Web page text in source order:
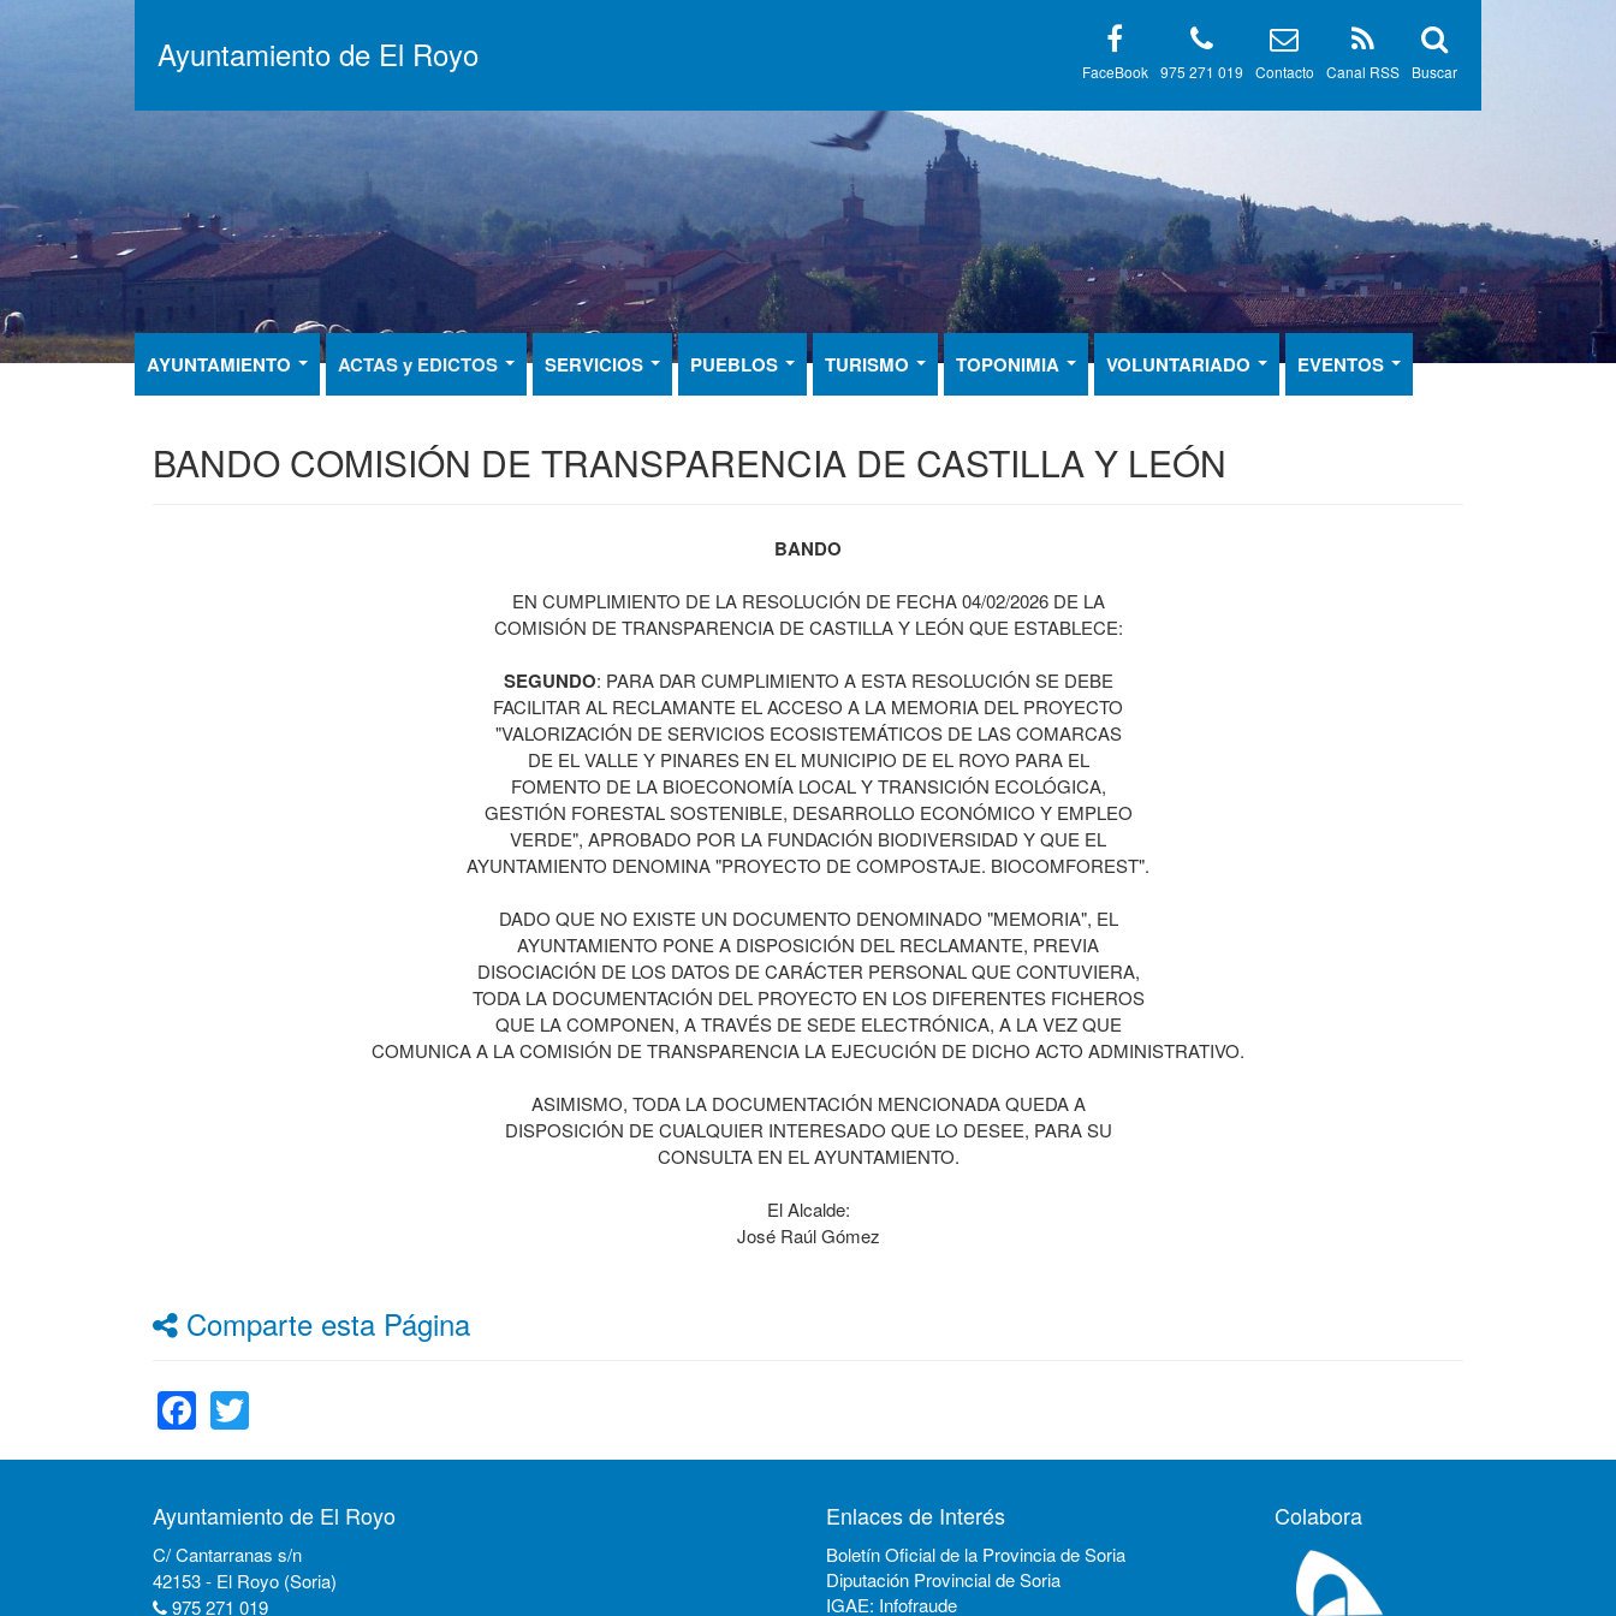
Ayuntamiento de El Royo Buscar
Canal RSS
Contacto
975 271 019
FaceBook
AYUNTAMIENTO ACTAS y EDICTOS SERVICIOS PUEBLOS TURISMO TOPONIMIA VOLUNTARIADO EVENTOS
BANDO COMISIÓN DE TRANSPARENCIA DE CASTILLA Y LEÓN
BANDO
EN CUMPLIMIENTO DE LA RESOLUCIÓN DE FECHA 04/02/2026 DE LA
COMISIÓN DE TRANSPARENCIA DE CASTILLA Y LEÓN QUE ESTABLECE:
SEGUNDO: PARA DAR CUMPLIMIENTO A ESTA RESOLUCIÓN SE DEBE
FACILITAR AL RECLAMANTE EL ACCESO A LA MEMORIA DEL PROYECTO
"VALORIZACIÓN DE SERVICIOS ECOSISTEMÁTICOS DE LAS COMARCAS
DE EL VALLE Y PINARES EN EL MUNICIPIO DE EL ROYO PARA EL
FOMENTO DE LA BIOECONOMÍA LOCAL Y TRANSICIÓN ECOLÓGICA,
GESTIÓN FORESTAL SOSTENIBLE, DESARROLLO ECONÓMICO Y EMPLEO
VERDE", APROBADO POR LA FUNDACIÓN BIODIVERSIDAD Y QUE EL
AYUNTAMIENTO DENOMINA "PROYECTO DE COMPOSTAJE. BIOCOMFOREST".
DADO QUE NO EXISTE UN DOCUMENTO DENOMINADO "MEMORIA", EL
AYUNTAMIENTO PONE A DISPOSICIÓN DEL RECLAMANTE, PREVIA
DISOCIACIÓN DE LOS DATOS DE CARÁCTER PERSONAL QUE CONTUVIERA,
TODA LA DOCUMENTACIÓN DEL PROYECTO EN LOS DIFERENTES FICHEROS
QUE LA COMPONEN, A TRAVÉS DE SEDE ELECTRÓNICA, A LA VEZ QUE
COMUNICA A LA COMISIÓN DE TRANSPARENCIA LA EJECUCIÓN DE DICHO ACTO ADMINISTRATIVO.
ASIMISMO, TODA LA DOCUMENTACIÓN MENCIONADA QUEDA A
DISPOSICIÓN DE CUALQUIER INTERESADO QUE LO DESEE, PARA SU
CONSULTA EN EL AYUNTAMIENTO.
El Alcalde:
José Raúl Gómez
Comparte esta Página
Facebook
Ayuntamiento de El Royo
C/ Cantarranas s/n
42153 - El Royo (Soria)
975 271 019
Enlaces de Interés
Boletín Oficial de la Provincia de Soria
Diputación Provincial de Soria
IGAE: Infofraude
Colabora